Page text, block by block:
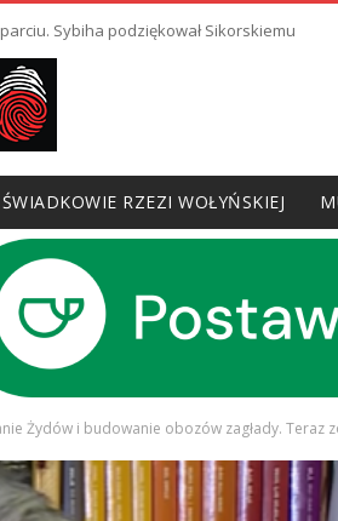
Sybiha podziękował Sikorskiemu
ŚWIADKOWIE RZEZI WOŁYŃSKIEJ
Żydów i budowanie obozów zagłady. Teraz